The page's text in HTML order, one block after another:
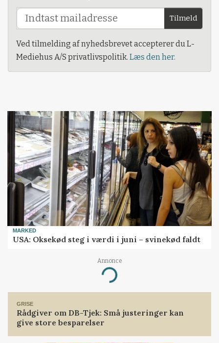
Tilmeld
Ved tilmelding af nyhedsbrevet accepterer du L-
Mediehus A/S privatlivspolitik. Læs den her.
MARKED
USA: Oksekød steg i værdi i juni – svinekød faldt
Annonce
Loading...
GRISE
Rådgiver om DB-Tjek: Små justeringer kan
give store besparelser